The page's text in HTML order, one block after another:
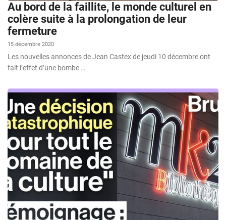
Au bord de la faillite, le monde culturel en
colère suite à la prolongation de leur
fermeture
15 décembre 2020
Les nouvelles annonces de Jean Castex de jeudi 10 décembre ont
fait l’effet d’une bombe …